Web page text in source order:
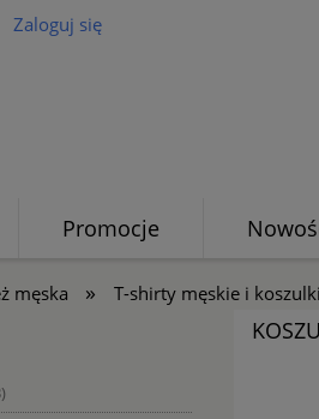
Zaloguj się
Promocje
męska » T-shirty męskie i koszulki